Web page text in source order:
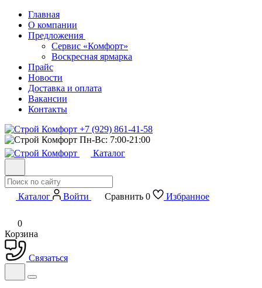
Главная
О компании
Предложения
Сервис «Комфорт»
Воскресная ярмарка
Прайс
Новости
Доставка и оплата
Вакансии
Контакты
+7 (929) 861-41-58
Пн-Вс: 7:00-21:00
Каталог
Каталог Войти Сравнить 0 Избранное
0
Корзина
Связаться